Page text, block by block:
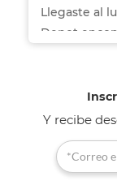
Llegaste al
Depot
Y recibe